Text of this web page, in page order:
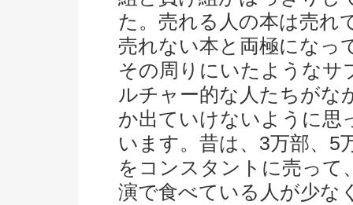
た。売れる人の本は売れ
売れない本と両極になっ
その周りにいたようなサ
ルチャー的な人たちがな
か出ていけないように思
います。昔は、3万部、5
をコンスタントに売って
演で食べている人が少な